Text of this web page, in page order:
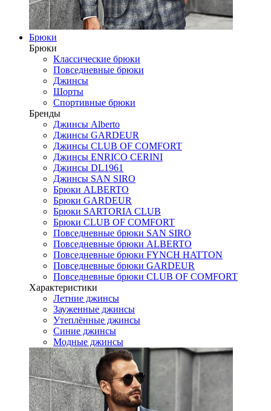
Брюки
Брюки
Классические брюки
Повседневные брюки
Джинсы
Шорты
Спортивные брюки
Бренды
Джинсы Alberto
Джинсы GARDEUR
Джинсы CLUB OF COMFORT
Джинсы ENRICO CERINI
Джинсы DL1961
Джинсы SAN SIRO
Брюки ALBERTO
Брюки GARDEUR
Брюки SARTORIA CLUB
Брюки CLUB OF COMFORT
Повседневные брюки SAN SIRO
Повседневные брюки ALBERTO
Повседневные брюки FYNCH HATTON
Повседневные брюки GARDEUR
Повседневные брюки CLUB OF COMFORT
Характеристики
Летние джинсы
Зауженные джинсы
Утеплённые джинсы
Синие джинсы
Модные джинсы